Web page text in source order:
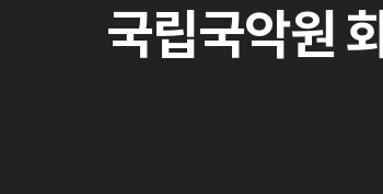
국립국악원